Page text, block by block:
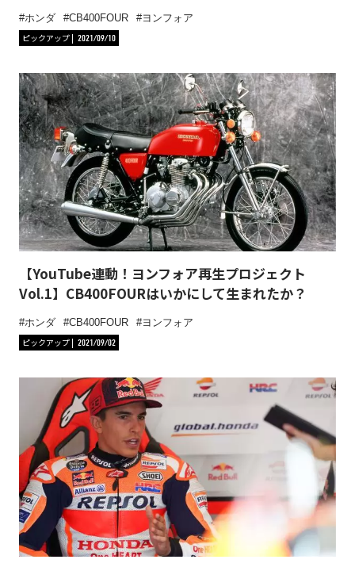
ホンダ CB400FOUR
ヨンフォア
ピックアップ
2021/09/10
【YouTube連動！ヨンフォア再生プロジェクト
Vol.1】CB400FOURはいかにして生まれたか？
ホンダ CB400FOUR
ヨンフォア
ピックアップ
2021/09/02